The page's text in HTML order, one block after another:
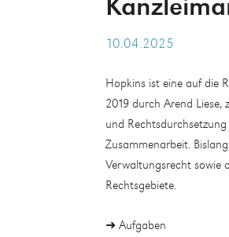
10.04.2025
Hopkins ist eine auf die
2019 durch Arend Liese,
und
Zusammenarbeit.
Verwaltungsrecht sowie
Rechtsgebiete.
➜ Aufgaben